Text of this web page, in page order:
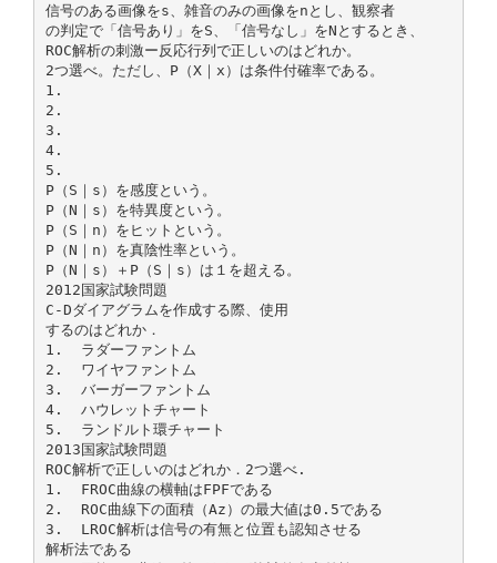
信号のある画像をs、雑音のみの画像をnとし、観察者
の判定で「信号あり」をS、「信号なし」をNとするとき、
ROC解析の刺激ー反応行列で正しいのはどれか。
2つ選べ。ただし、P（X｜x）は条件付確率である。
1.
2.
3.
4.
5.
P（S｜s）を感度という。
P（N｜s）を特異度という。
P（S｜n）をヒットという。
P（N｜n）を真陰性率という。
P（N｜s）＋P（S｜s）は１を超える。
2012国家試験問題
C-Dダイアグラムを作成する際、使用
するのはどれか．
1. ラダーファントム
2. ワイヤファントム
3. バーガーファントム
4. ハウレットチャート
5. ランドルト環チャート
2013国家試験問題
ROC解析で正しいのはどれか．2つ選べ.
1. FROC曲線の横軸はFPFである
2. ROC曲線下の面積（Az）の最大値は0.5である
3. LROC解析は信号の有無と位置も認知させる
解析法である